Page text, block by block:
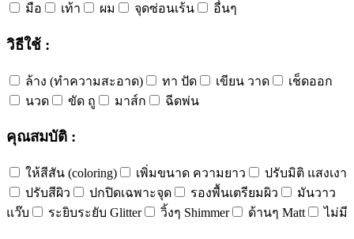
มือ
เท้า ผม จุดซ่อนเร้น อื่นๆ
วิธีใช้ :
ล้าง (ทำความสะอาด) ทา ปัด เขียน วาด
เช็ดออก
นวด
ขัด ถู มาส์ก ฉีดพ่น
คุณสมบัติ :
ให้สีสัน (coloring) เพิ่มขนาด ความยาว
ปรับมิติ แสงเงา
ปรับสีผิว
ปกปิดเฉพาะจุด รองพื้นเตรียมผิว
มันวาว
แว๊บ
ระยิบระยับ Glitter วิ้งๆ Shimmer ด้านๆ Matt ไม่มี